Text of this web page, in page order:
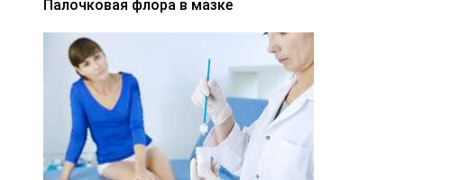
Палочковая флора в мазке